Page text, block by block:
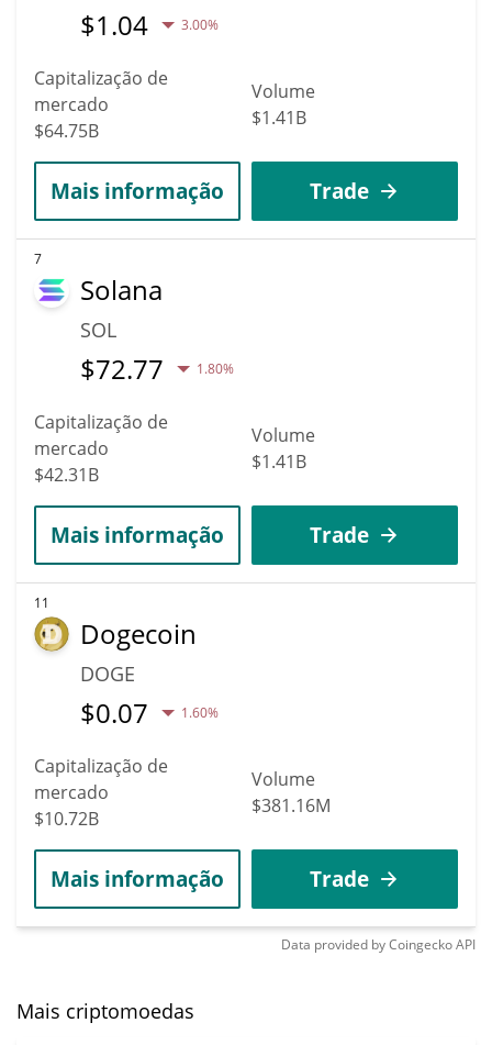
$1.04 3.00%
Capitalização de
mercado
$64.75B
Volume
$1.41B
Mais informação Trade
7
Solana
SOL
$72.77 1.80%
Capitalização de
mercado
$42.31B
Volume
$1.41B
Mais informação Trade
11
Dogecoin
DOGE
$0.07 1.60%
Capitalização de
mercado
$10.72B
Volume
$381.16M
Mais informação Trade
Data provided byCoingeckoAPI
Mais criptomoedas